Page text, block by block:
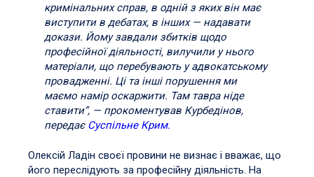
кримінальних справ, в одній з яких він має
виступити в дебатах, в інших — надавати
докази. Йому завдали збитків щодо
професійної діяльності, вилучили у нього
матеріали, що перебувають у адвокатському
провадженні. Ці та інші порушення ми
маємо намір оскаржити. Там тавра ніде
ставити”, — прокоментував Курбедінов,
передає Суспільне Крим.
Олексій Ладін своєї провини не визнає і вважає, що
його переслідують за професійну діяльність. На